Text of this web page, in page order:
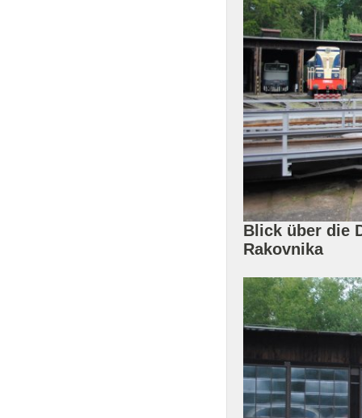
Blick über die
Rakovnika